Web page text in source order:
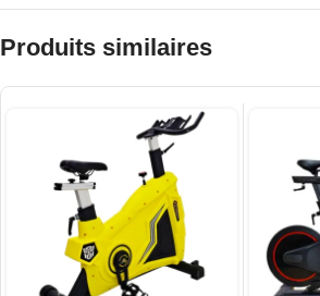
Produits similaires